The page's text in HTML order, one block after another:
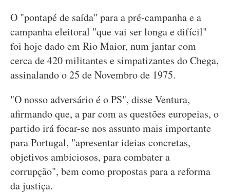
O "pontapé de saída" para a pré-campanha e a
campanha eleitoral "que vai ser longa e difícil"
foi hoje dado em Rio Maior, num jantar com
cerca de 420 militantes e simpatizantes do Chega,
assinalando o 25 de Novembro de 1975.
"O nosso adversário é o PS", disse Ventura,
afirmando que, a par com as questões europeias, o
partido irá focar-se nos assunto mais importante
para Portugal, "apresentar ideias concretas,
objetivos ambiciosos, para combater a
corrupção", bem como propostas para a reforma
da justiça.